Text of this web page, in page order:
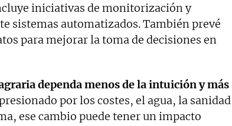
iniciativas de monitorización y
sistemas automatizados. También prevé
para mejorar la toma de decisiones en
dependa menos de la intuición y más
por los costes, el agua, la sanidad
ese cambio puede tener un impacto